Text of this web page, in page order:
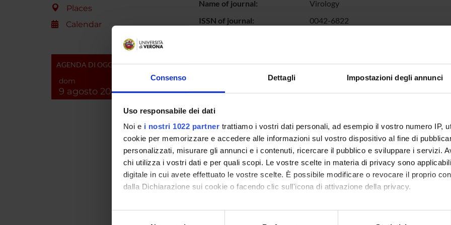
Consenso Dettagli Impostazioni degli annunci
Uso responsabile dei dati
Noi e i nostri 1022 partner trattiamo i vostri dati personali, ad esempio il vostro numero IP,
cookie per memorizzare e accedere alle informazioni sul vostro dispositivo al fine di
personalizzati, misurare gli annunci e i contenuti, ricercare il pubblico e sviluppare i servizi.
chi utilizza i vostri dati e per quali scopi. Le vostre scelte in materia di privacy sono
digitale in cui avete effettuato le vostre scelte. È possibile modificare o revocare il proprio
dalla Dichiarazione sui cookie o facendo clic sull'icona di attivazione della privacy.
Con il tuo consenso, vorremmo anche:
Places
Calendar
AGENDA DI OGGI
dom
9 agosto 2026
Name of journal:
Virology
ISSN of journal:
0042-6822
Code PMID:
Keyword:
HTLV Tax CREB NF-κB Ubiquitination
Note:
HTLV-1 is more pathogenic than HTLV-
properties of their individual
tagged Tax-1 and Tax-2B, which
untagged proteins and can be
that Tax-2B is modified by
distributed in punctuate nuclear